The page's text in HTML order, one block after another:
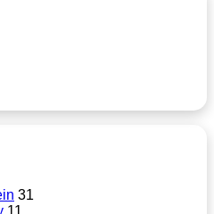
31
11